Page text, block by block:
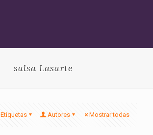
salsa Lasarte
Etiquetas Autores Mostrar todas